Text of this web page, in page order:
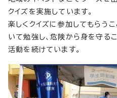
クイズを実施しています。
楽しくクイズに参加してもらう
いて勉強し、危険から身を守る
活動を続けています。